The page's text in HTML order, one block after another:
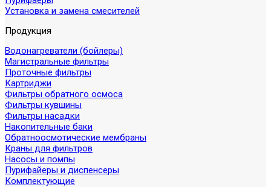
Установка и замена смесителей
Продукция
Водонагреватели (бойлеры)
Магистральные фильтры
Проточные фильтры
Картриджи
Фильтры обратного осмоса
Фильтры кувшины
Фильтры насадки
Накопительные баки
Обратноосмотические мембраны
Краны для фильтров
Насосы и помпы
Пурифайеры и диспенсеры
Комплектующие